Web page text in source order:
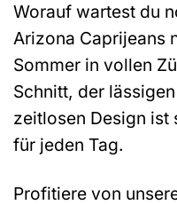
Worauf wartest du
Arizona Caprijeans
Sommer in vollen
Schnitt, der
zeitlosen Design ist
für jeden Tag.
Profitiere von